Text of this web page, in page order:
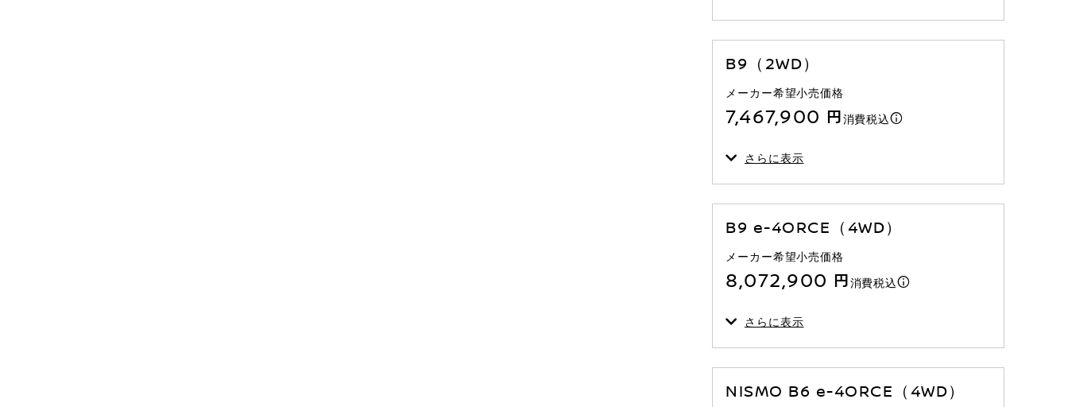
B9（2WD）
メーカー希望小売価格
7,467,900 円消費税込
さらに表示
B9 e-4ORCE（4WD）
メーカー希望小売価格
8,072,900 円消費税込
さらに表示
NISMO B6 e-4ORCE（4WD）